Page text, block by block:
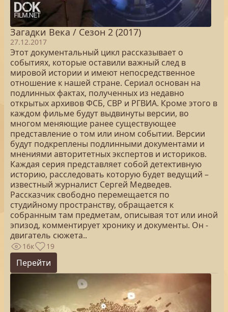
Загадки Века / Сезон 2 (2017)
27.12.2017
Этот документальный цикл рассказывает о
событиях, которые оставили важный след в
мировой истории и имеют непосредственное
отношение к нашей стране. Сериал основан на
подлинных фактах, полученных из недавно
открытых архивов ФСБ, СВР и РГВИА. Кроме этого в
каждом фильме будут выдвинуты версии, во
многом меняющие ранее существующее
представление о том или ином событии. Версии
будут подкреплены подлинными документами и
мнениями авторитетных экспертов и историков.
Каждая серия представляет собой детективную
историю, расследовать которую будет ведущий –
известный журналист Сергей Медведев.
Рассказчик свободно перемещается по
студийному пространству, обращается к
собранным там предметам, описывая тот или иной
эпизод, комментирует хронику и документы. Он -
двигатель сюжета..
16к 19
Перейти